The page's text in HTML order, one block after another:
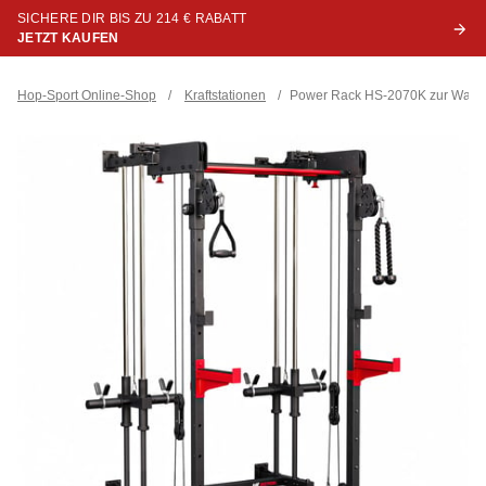
SICHERE DIR BIS ZU 214 € RABATT
JETZT KAUFEN
Hop-Sport Online-Shop / Kraftstationen / Power Rack HS-2070K zur